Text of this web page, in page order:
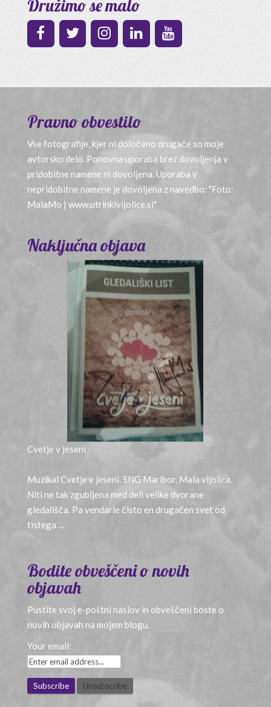
Družimo se malo
Pravno obvestilo
Vse fotografije, kjer ni določeno drugače so moje
avtorsko delo. Ponovna uporaba brez dovoljenja v
pridobitne namene ni dovoljena. Uporaba v
nepridobitne namene je dovoljena z navedbo: "Foto:
MalaMo | www.utrinkivijolice.si"
Naključna objava
Cvetje v jeseni
Muzikal Cvetje v jeseni. SNG Maribor. Mala vijolica.
Niti ne tak zgubljena med deli velike dvorane
gledališča. Pa vendarle čisto en drugačen svet od
tistega …
Bodite obveščeni o novih
objavah
Pustite svoj e-poštni naslov in obveščeni boste o
novih objavah na mojem blogu.
Your email: